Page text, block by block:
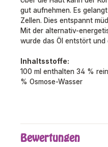
gut aufnehmen. Es
Zellen. Dies entspannt
Mit der alternativ-
wurde das Öl entstört und
Inhaltsstoffe:
100 ml enthalten 34 %
% Osmose-Wasser
Bewertungen